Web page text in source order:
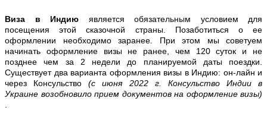
Виза в Индию является обязательным условием для
посещения этой сказочной страны. Позаботиться о ее
оформлении необходимо заранее. При этом мы советуем
начинать оформление визы не ранее, чем 120 суток и не
позднее чем за 2 недели до планируемой даты поездки.
Существует два варианта оформления визы в Индию: он-лайн и
через Консульство(с июня 2022 г. Консульство Индии в
Украине возобновило прием документов на оформление визы)